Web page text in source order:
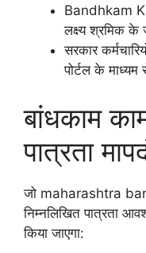
Bandhkam
लक्ष्य श्रमिक के
सरकार
पोर्टल के
बांधकाम
पात्रता
जो maharashtra
निम्नलिखित पात्रता
किया जाएगा: